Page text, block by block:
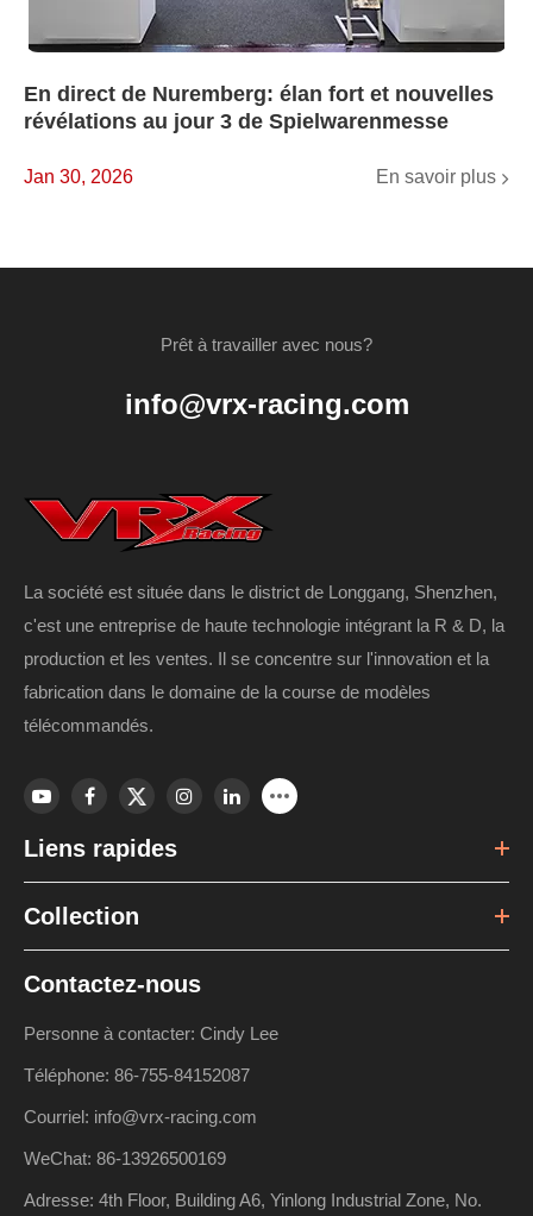
En direct de Nuremberg: élan fort et nouvelles
révélations au jour 3 de Spielwarenmesse
Jan 30, 2026 En savoir plus
Prêt à travailler avec nous?
info@vrx-racing.com
La société est située dans le district de Longgang, Shenzhen,
c'est une entreprise de haute technologie intégrant la R & D, la
production et les ventes. Il se concentre sur l'innovation et la
fabrication dans le domaine de la course de modèles
télécommandés.
Liens rapides
Collection
Contactez-nous
Personne à contacter: Cindy Lee
Téléphone: 86-755-84152087
Courriel: info@vrx-racing.com
WeChat: 86-13926500169
Adresse: 4th Floor, Building A6, Yinlong Industrial Zone, No.